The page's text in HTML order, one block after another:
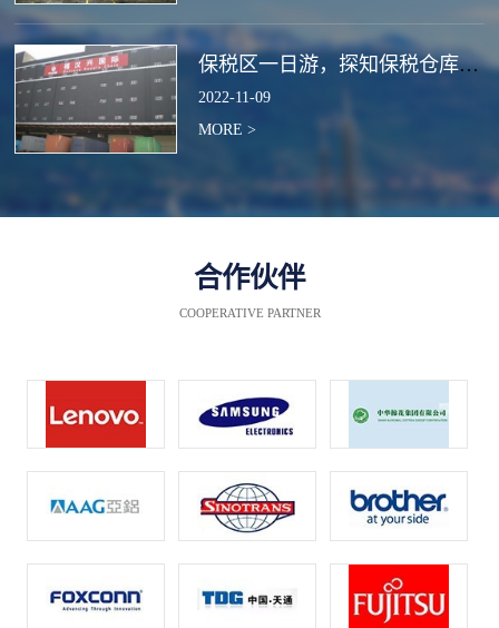
保税区一日游，探知保税仓库的作用
2022-11-09
MORE >
合作伙伴
COOPERATIVE PARTNER